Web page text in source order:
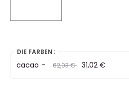
selected
DIE FARBEN :
cacao - Preis
62,03 €to31,02 €